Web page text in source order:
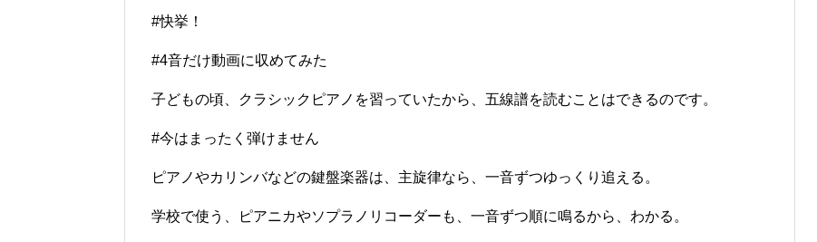
#快挙！
#4音だけ動画に収めてみた
子どもの頃、クラシックピアノを習っていたから、五線譜を読むことはできるのです。
#今はまったく弾けません
ピアノやカリンバなどの鍵盤楽器は、主旋律なら、一音ずつゆっくり追える。
学校で使う、ピアニカやソプラノリコーダーも、一音ずつ順に鳴るから、わかる。